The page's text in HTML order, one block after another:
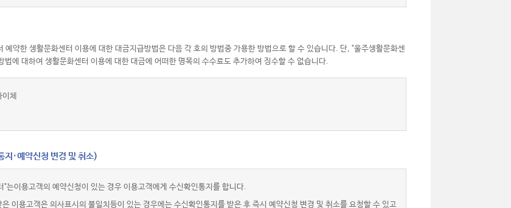
예약한 생활문화센터 이용에 대한 대금지급방법은 다음 각 호의 방법중 가용한 방법으로 할 수 있습니다. 단, "울주생활문화센
법에 대하여 생활문화센터 이용에 대한 대금에 어떠한 명목의 수수료도 추가하여 징수할 수 없습니다.
체
·예약신청 변경 및 취소)
"는이용고객의 예약신청이 있는 경우 이용고객에게 수신확인통지를 합니다.
이용고객은 의사표시의 불일치등이 있는 경우에는 수신확인통지를 받은 후 즉시 예약신청 변경 및 취소를 요청할 수 있고